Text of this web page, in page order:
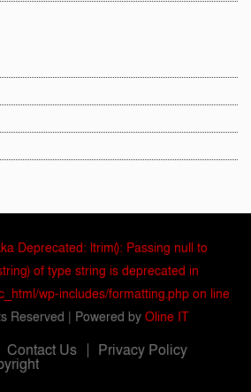
Deprecated: ltrim(): Passing null to
of type string is deprecated in
wp-includes/formatting.php on line
Reserved | Powered by Oline IT
Contact Us Privacy Policy